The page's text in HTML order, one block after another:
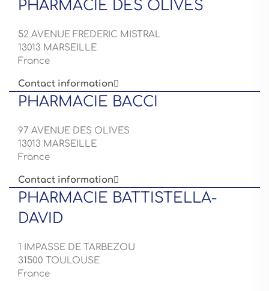
PHARMACIE DES OLIVES
52 AVENUE FREDERIC MISTRAL
13013 MARSEILLE
France
Contact information
PHARMACIE BACCI
97 AVENUE DES OLIVES
13013 MARSEILLE
France
Contact information
PHARMACIE BATTISTELLA-
DAVID
1 IMPASSE DE TARBEZOU
31500 TOULOUSE
France